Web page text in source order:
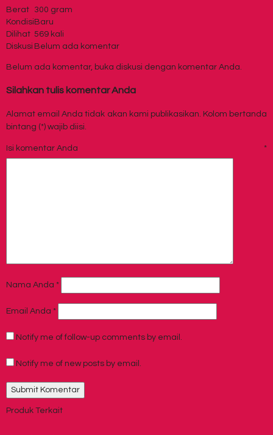
Berat
300 gram
Kondisi Baru
Dilihat 569 kali
Diskusi Belum ada komentar
Belum ada komentar, buka diskusi dengan komentar Anda.
Silahkan tulis komentar Anda
Alamat email Anda tidak akan kami publikasikan. Kolom bertanda
bintang (*) wajib diisi.
Isi komentar Anda *
Nama Anda *
Email Anda *
Notify me of follow-up comments by email.
Notify me of new posts by email.
Produk Terkait